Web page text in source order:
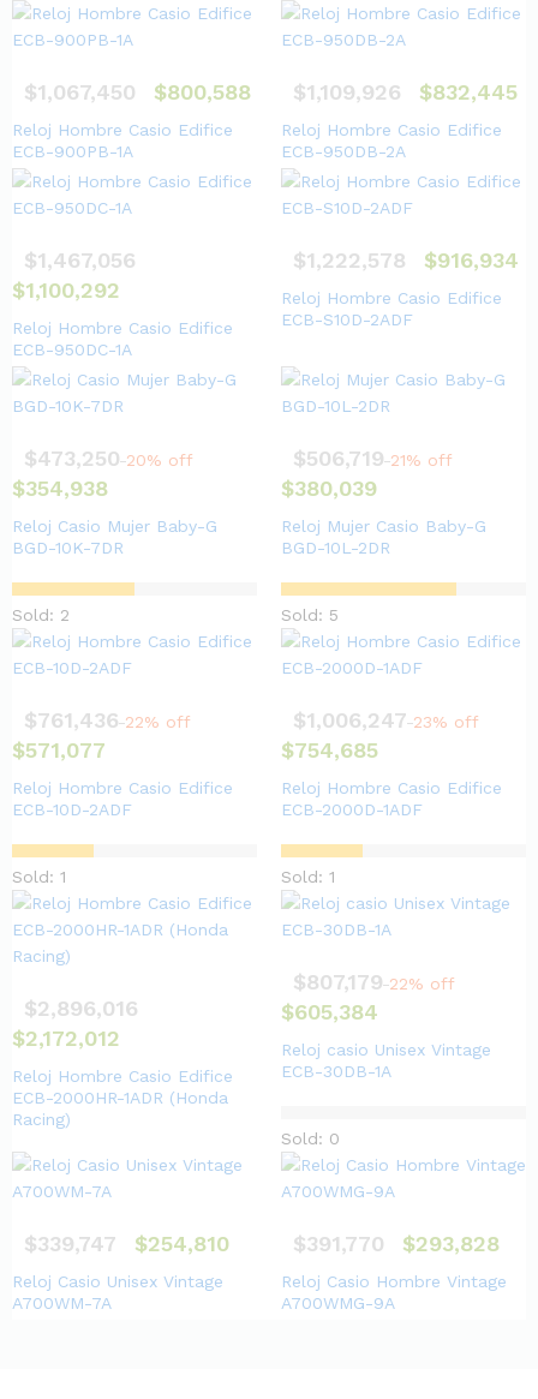
$1,067,450 $800,588
Reloj Hombre Casio Edifice
ECB-900PB-1A
$1,109,926 $832,445
Reloj Hombre Casio Edifice
ECB-950DB-2A
$1,467,056
$1,100,292
Reloj Hombre Casio Edifice
ECB-950DC-1A
$1,222,578 $916,934
Reloj Hombre Casio Edifice
ECB-S10D-2ADF
$473,250 20% off
$354,938
Reloj Casio Mujer Baby-G
BGD-10K-7DR
Sold: 2
$506,719 21% off
$380,039
Reloj Mujer Casio Baby-G
BGD-10L-2DR
Sold: 5
$761,436 22% off
$571,077
Reloj Hombre Casio Edifice
ECB-10D-2ADF
Sold: 1
$1,006,247 23% off
$754,685
Reloj Hombre Casio Edifice
ECB-2000D-1ADF
Sold: 1
$2,896,016
$2,172,012
Reloj Hombre Casio Edifice
ECB-2000HR-1ADR (Honda
Racing)
$807,179 22% off
$605,384
Reloj casio Unisex Vintage
ECB-30DB-1A
Sold: 0
$339,747 $254,810
Reloj Casio Unisex Vintage
A700WM-7A
$391,770 $293,828
Reloj Casio Hombre Vintage
A700WMG-9A